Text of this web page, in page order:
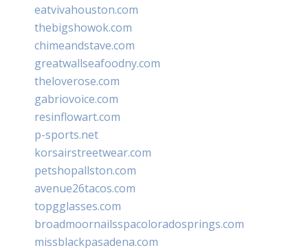
eatvivahouston.com
thebigshowok.com
chimeandstave.com
greatwallseafoodny.com
theloverose.com
gabriovoice.com
resinflowart.com
p-sports.net
korsairstreetwear.com
petshopallston.com
avenue26tacos.com
topgglasses.com
broadmoornailsspacoloradosprings.com
missblackpasadena.com